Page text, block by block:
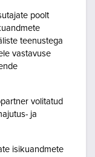
poolt
teenustega
vastavuse
volitatud
ja
isikuandmete